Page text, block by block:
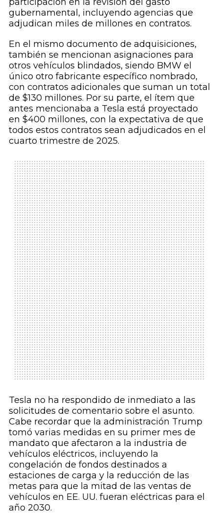
gubernamental, incluyendo agencias que
adjudican miles de millones en contratos.
En el mismo documento de adquisiciones,
también se mencionan asignaciones para
otros vehículos blindados, siendo BMW el
único otro fabricante específico nombrado,
con contratos adicionales que suman un total
de $130 millones. Por su parte, el ítem que
antes mencionaba a Tesla está proyectado
en $400 millones, con la expectativa de que
todos estos contratos sean adjudicados en el
cuarto trimestre de 2025.
Tesla no ha respondido de inmediato a las
solicitudes de comentario sobre el asunto.
Cabe recordar que la administración Trump
tomó varias medidas en su primer mes de
mandato que afectaron a la industria de
vehículos eléctricos, incluyendo la
congelación de fondos destinados a
estaciones de carga y la reducción de las
metas para que la mitad de las ventas de
vehículos en EE. UU. fueran eléctricas para el
año 2030.